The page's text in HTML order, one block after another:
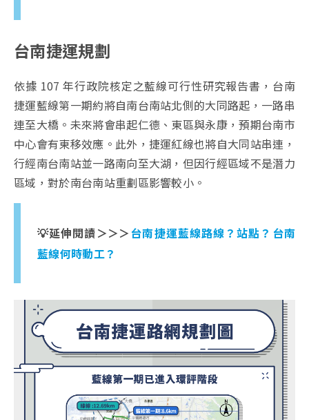
台南捷運規劃
依據 107 年行政院核定之藍線可行性研究報告書，台南
捷運藍線第一期約將自南台南站北側的大同路起，一路串
連至大橋。未來將會串起仁德、東區與永康，預期台南市
中心會有東移效應。 此外，捷運紅線也將自大同站串連，
行經南台南站並一路南向至大湖，但因行經區域不是潛力
區域，對於南台南站重劃區影響較小。
💡延伸閱讀＞＞＞ 台南捷運藍線路線？站點？台南
藍線何時動工？